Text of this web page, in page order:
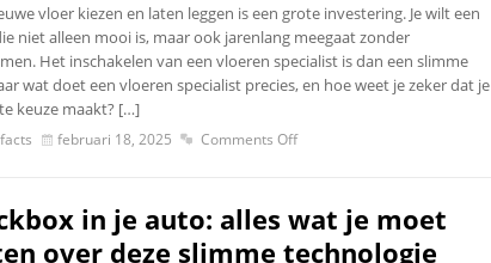
vloer kiezen en laten leggen is een grote investering. Je wilt een
niet alleen mooi is, maar ook jarenlang meegaat zonder
Het inschakelen van een vloeren specialist is dan een slimme
wat doet een vloeren specialist precies, en hoe weet je zeker dat je
keuze maakt? […]
februari 18, 2025 Comments Off
in je auto: alles wat je moet
over deze slimme technologie